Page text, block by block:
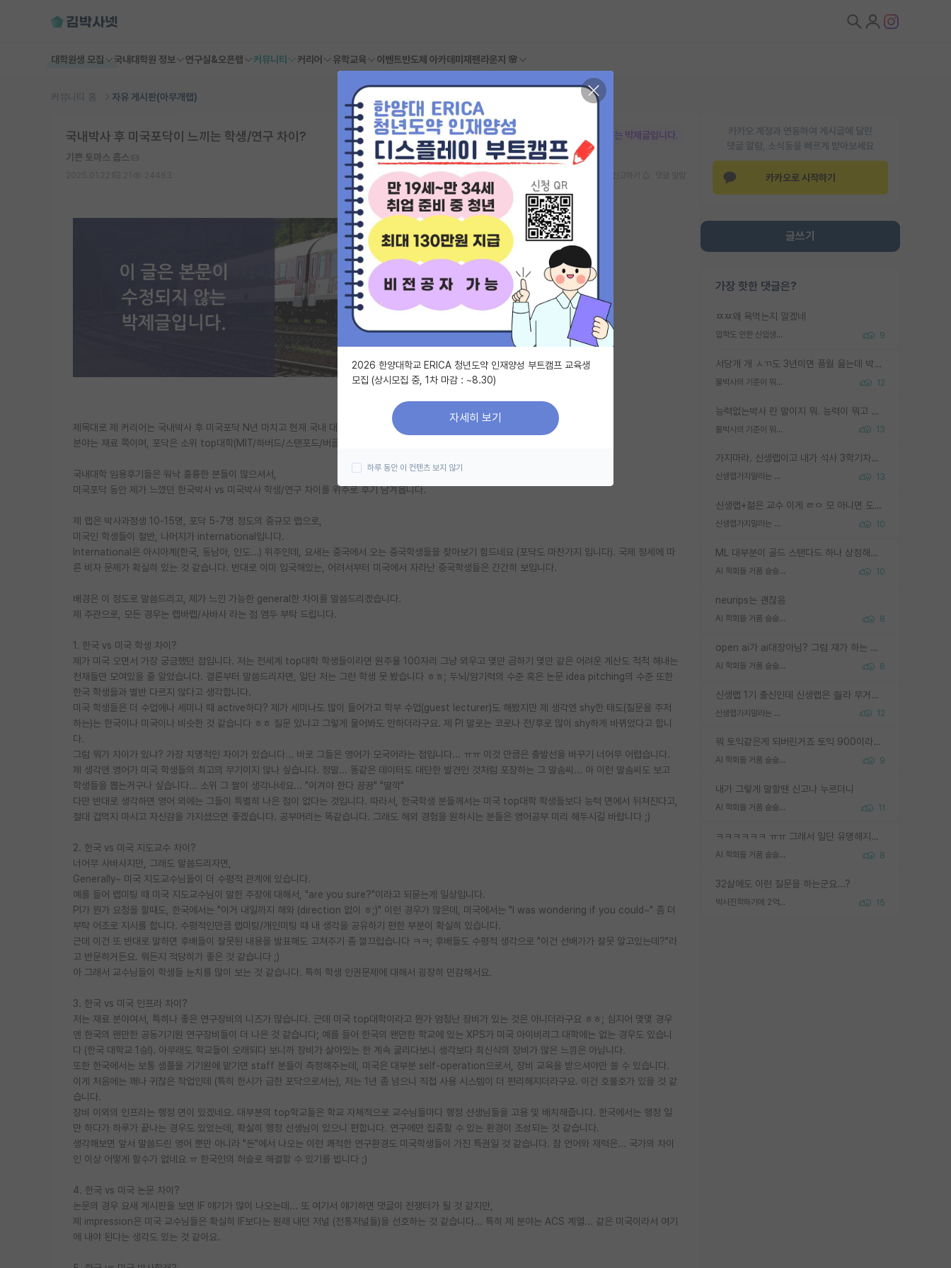
대학원생 모집 국내대학원 정보 연구실&오픈랩 커뮤니티 커리어 유학교육 이벤트반도체 아카데미 재팬라운지 🌸
커뮤니티 홈 자유 게시판(아무개랩)
카카오 계정과 연동하여 게시글에 달린
댓글 알람, 소식등을 빠르게 받아보세요
카카오로 시작하기
글쓰기
가장 핫한 댓글은?
ㅉㅉ왜 욕먹는지 알겠네
입학도 안한 신입생이 원래 관심을 받나요 9
서당개 개 ㅅㄲ도 3년이면 풍월 읊는데 박사 5년 이상 대리고 있으면서 물된건 교수 탓 맞는ㄱ게 거기가 서당이 아니란 소리임
물박사의 기준이 뭐임? 12
능력없는박사 란 말이지 뭐. 능력이 뭐고 능력이 있다는게 뭔지는 사람마다 기준이 다르니까 얘기해봐야 서로 자기 기준만 얘기해서 논쟁이 끝이 안나고. 주위에서 능력있고 야심있는 신입생이 교수가 유의미한 피드백을 아예 안주면서 제대로된 과제에 참여해볼 기회도 제공하지 않고 잡일 뺑뺑이만 돌려서 맨날 단순작업만 하면서 밤새다가 눈빛이 점점 죽어가는걸 본 사람은 물박사는 교수탓이라고 하고, 교수는 이것저것 알려도 주고 기회도 주고 사수 동기 붙여주면서 어떻게든 끌고가려고 하는데 본인이 매일 뺀질거리면서 출근 하는둥마는둥 하다가 기껏 와서도 폰이나 쳐다보다가 실험 망치고 저녁약속있어서 먼저 가볼게요~ 하는걸 본 사람은 물박사는 본인탓이라고 함.
물박사의 기준이 뭐임? 13
가지마라. 신생랩이고 내가 석사 3학기차인데 최고참인데 나도 아무것도 모르는데 교수가 후배들 왜 논문 교육 안시키냐. 논문 왜 안 써오냐 닦달한다
신생랩가지말라는 이유가 있었구나 13
신생랩+젊은 교수 이게 ㄹㅇ 모 아니면 도인듯.
신생랩가지말라는 이유가 있었구나 10
ML 대부분이 골드 스탠다드 하나 상정해놓고 (벤치마크 데이터셋이 여러 개면 여러 개 상정) 그거 얼마나 잘 맞추나 싸움임 가끔 번뜩이는 설계 철학을 보여주는 논문들도 있지만 대부분 그거 성적 얼마나 더 올리느라에 혈안이 되어 있는 측면이 잇음
AI 학회들 거품 슬슬 지적이 나오네요 10
neurips는 괜찮음
AI 학회들 거품 슬슬 지적이 나오네요 8
open ai가 ai대장아님? 그럼 쟤가 하는 말이 다 맞겠네
AI 학회들 거품 슬슬 지적이 나오네요 8
신생랩 1기 출신인데 신생랩은 줠라 무거운 바벨 같은거임. 들면 대박인데 못들면 깔려 죽음. 아무도 알려주지 않는 환경에서 자생해야하지만, 일단 살아남았다면 그 어떤 사람보다 악착같고 생존력 높은 사람으로 거듭날 수 있음
신생랩가지말라는 이유가 있었구나 12
뭐 토익같은게 되버린거죠 토익 900이라고 영어잘하는건 아닙니다만 잘하는사람은 다 900을 넘는 그런
AI 학회들 거품 슬슬 지적이 나오네요 9
내가 그렇게 말할땐 신고나 누르더니
AI 학회들 거품 슬슬 지적이 나오네요 11
ㅋㅋㅋㅋㅋㅋ ㅠㅠ 그래서 일단 유명해지는게 중요한거같습니다
AI 학회들 거품 슬슬 지적이 나오네요 8
32살에도 이런 질문을 하는군요...?
박사진학하기에 2억은 괜찮은 (?) 정도의 경제력인가요 15
본문이 수정되지 않는 박제글입니다.
국내박사 후 미국포닥이 느끼는 학생/연구 차이?
기쁜 토마스 홉스
제목대로 제 커리어는 국내박사 후 미국포닥 N년 마치고 현재 국내 대학 임용예정 상태입니다.
분야는 재료 쪽이며, 포닥은 소위 top대학(MIT/하버드/스탠포드/버클리 등)에서 미국 연구실에서 지원해주는 Full funding으로 지냈습니다.
국내대학 임용후기들은 워낙 훌륭한 분들이 많으셔서,
미국포닥 동안 제가 느꼈던 한국박사 vs 미국박사 학생/연구 차이를 위주로 후기 남겨봅니다.
제 랩은 박사과정생 10-15명, 포닥 5-7명 정도의 중규모 랩으로,
미국인 학생들이 절반, 나머지가 international입니다.
International은 아시아계(한국, 동남아, 인도...) 위주인데, 요새는 중국에서 오는 중국학생들을 찾아보기 힘드네요 (포닥도 마찬가지 입니다). 국제 정세에 따
른 비자 문제가 확실히 있는 것 같습니다. 반대로 이미 입국해있는, 어려서부터 미국에서 자라난 중국학생들은 간간히 보입니다.
배경은 이 정도로 말씀드리고, 제가 느낀 가능한 general한 차이를 말씀드리겠습니다.
제 주관으로, 모든 경우는 랩바랩/사바사 라는 점 염두 부탁 드립니다.
1. 한국 vs 미국 학생 차이?
제가 미국 오면서 가장 궁금했던 점입니다. 저는 전세계 top대학 학생들이라면 원주율 100자리 그냥 외우고 몇만 곱하기 몇만 같은 어려운 계산도 척척 해내는
천재들만 모여있을 줄 알았습니다. 결론부터 말씀드리자면, 일단 저는 그런 학생 못 봤습니다 ㅎㅎ; 두뇌/암기력의 수준 혹은 논문 idea pitching의 수준 또한
한국 학생들과 별반 다르지 않다고 생각합니다.
미국 학생들은 더 수업에나 세미나 때 active하다? 제가 세미나도 많이 들어가고 학부 수업(guest lecturer)도 해봤지만 제 생각엔 shy한 태도(질문을 주저
하는)는 한국이나 미국이나 비슷한 것 같습니다 ㅎㅎ 질문 있냐고 그렇게 물어봐도 안하더라구요. 제 PI 말로는 코로나 전/후로 많이 shy하게 바뀌었다고 합니
다.
그럼 뭐가 차이가 있냐? 가장 치명적인 차이가 있습니다... 바로 그들은 영어가 모국어라는 점입니다... ㅠㅠ 이것 만큼은 출발선을 바꾸기 너어무 어렵습니다.
제 생각엔 영어가 미국 학생들의 최고의 무기이지 않나 싶습니다. 정말... 똥같은 데이터도 대단한 발견인 것처럼 포장하는 그 말솜씨... 아 이런 말솜씨도 보고
학생들을 뽑는거구나 싶습니다... 소위 그 짤이 생각나네요... "이겨야 한다 끙끙" "딸깍"
다만 반대로 생각하면 영어 외에는 그들이 특별히 나은 점이 없다는 것입니다. 따라서, 한국학생 분들께서는 미국 top대학 학생들보다 능력 면에서 뒤쳐진다고,
절대 겁먹지 마시고 자신감을 가지셨으면 좋겠습니다. 공부머리는 똑같습니다. 그래도 해외 경험을 원하시는 분들은 영어공부 미리 해두시길 바랍니다 ;)
2. 한국 vs 미국 지도교수 차이?
너어무 사바사지만, 그래도 말씀드리자면,
Generally~ 미국 지도교수님들이 더 수평적 관계에 있습니다.
예를 들어 랩미팅 때 미국 지도교수님이 말한 주장에 대해서, "are you sure?"이라고 되묻는게 일상입니다.
PI가 뭔가 요청을 할때도, 한국에서는 "이거 내일까지 해와 (direction 없이 ㅎ;)" 이런 경우가 많은데, 미국에서는 "I was wondering if you could~" 좀 더
부탁 어조로 지시를 합니다. 수평적인만큼 랩미팅/개인미팅 때 내 생각을 공유하기 편한 부분이 확실히 있습니다.
근데 이건 또 반대로 말하면 후배들이 잘못된 내용을 발표해도 고쳐주기 좀 껄끄럽습니다 ㅋㅋ; 후배들도 수평적 생각으로 "이건 선배가가 잘못 알고있는데?"라
고 반문하거든요. 뭐든지 적당히가 좋은 것 같습니다 ;)
아 그래서 교수님들이 학생들 눈치를 많이 보는 것 같습니다. 특히 학생 인권문제에 대해서 굉장히 민감해서요.
3. 한국 vs 미국 인프라 차이?
저는 재료 분야여서, 특히나 좋은 연구장비의 니즈가 많습니다. 근데 미국 top대학이라고 뭔가 엄청난 장비가 있는 것은 아니더라구요 ㅎㅎ; 심지어 몇몇 경우
엔 한국의 왠만한 공동기기원 연구장비들이 더 나은 것 같습니다; 예를 들어 한국의 왠만한 학교에 있는 XPS가 미국 아이비리그 대학에는 없는 경우도 있습니
다 (한국 대학교 1승!). 아무래도 학교들이 오래되다 보니까 장비가 살아있는 한 계속 굴리다보니 생각보다 최신식의 장비가 많은 느낌은 아닙니다.
또한 한국에서는 보통 샘플을 기기원에 맡기면 staff 분들이 측정해주는데, 미국은 대부분 self-operation으로서, 장비 교육을 받으셔야만 쓸 수 있습니다.
이게 처음에는 꽤나 귀찮은 작업인데 (특히 한시가 급한 포닥으로서는), 저는 1년 좀 넘으니 직접 사용 시스템이 더 편리해지더라구요. 이건 호불호가 있을 것 같
습니다.
장비 이외의 인프라는 행정 면이 있겠네요. 대부분의 top학교들은 학교 자체적으로 교수님들마다 행정 선생님들을 고용 및 배치해줍니다. 한국에서는 행정 일
만 하다가 하루가 끝나는 경우도 있었는데, 확실히 행정 선생님이 있으니 편합니다. 연구에만 집중할 수 있는 환경이 조성되는 것 같습니다.
생각해보면 앞서 말씀드린 영어 뿐만 아니라 "돈"에서 나오는 이런 쾌적한 연구환경도 미국학생들이 가진 특권일 것 같습니다. 참 언어와 재력은... 국가의 차이
인 이상 어떻게 할수가 없네요 ㅠ 한국인의 허슬로 해결할 수 있기를 빕니다 ;)
4. 한국 vs 미국 논문 차이?
논문의 경우 요새 게시판을 보면 IF 얘기가 많이 나오는데... 또 여기서 얘기하면 댓글이 전쟁터가 될 것 같지만,
제 impression은 미국 교수님들은 확실히 IF보다는 원래 내던 저널 (전통저널들)을 선호하는 것 같습니다... 특히 제 분야는 ACS 계열... 같은 미국이라서 여기
에 내야 된다는 생각도 있는 것 같아요.
2026 한양대학교 ERICA 청년도약 인재양성 부트캠프 교육생
모집 (상시모집 중, 1차 마감 : ~8.30)
자세히 보기
하루 동안 이 컨텐츠 보지 않기